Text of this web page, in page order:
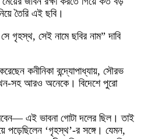
তৈরি এই ছবি।
গৃহস্থ, সেই নামে ছবির নাম” দাবি
কনীনিকা বন্দ্যোপাধ্যায়, সৌরভ
সহ আরও অনেকে। বিদেশে পুরো
এই ভাবনা গোটা দলের ছিল। তাই
পড়েছিলেন ‘গৃহস্থ’-র সঙ্গে। যেমন,